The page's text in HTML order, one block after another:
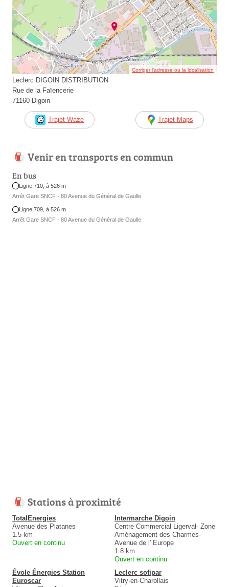
Corriger l’adresse ou la localisation
Leclerc DIGOIN DISTRIBUTION
Rue de la Faïencerie
71160 Digoin
Trajet Waze Trajet Maps
Venir en transports en commun
En bus
Ligne 710, à 526 m
Arrêt Gare SNCF - 80 Avenue du Général de Gaulle
Ligne 709, à 526 m
Arrêt Gare SNCF - 80 Avenue du Général de Gaulle
Stations à proximité
TotalEnergies
Avenue des Platanes
1.5 km
Ouvert en continu
Intermarche Digoin
Centre Commercial Ligerval- Zone
Aménagement des Charmes-
Avenue de l' Europe
1.8 km
Ouvert en continu
Évole Énergies Station
Euroscar
Leclerc sofipar
Vitry-en-Charollais